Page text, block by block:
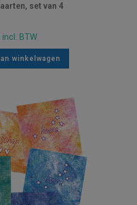
set van 4
incl. BTW
winkelwagen